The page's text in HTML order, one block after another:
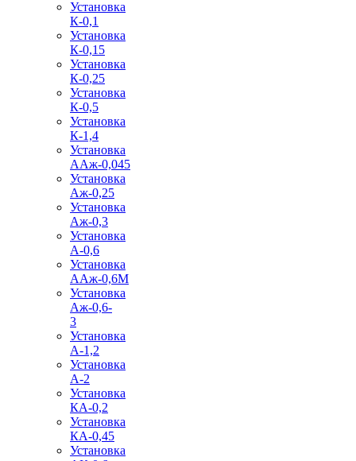
Установка
К-0,1
Установка
К-0,15
Установка
К-0,25
Установка
К-0,5
Установка
К-1,4
Установка
ААж-0,045
Установка
Аж-0,25
Установка
Аж-0,3
Установка
А-0,6
Установка
ААж-0,6М
Установка
Аж-0,6-
3
Установка
А-1,2
Установка
А-2
Установка
КА-0,2
Установка
КА-0,45
Установка